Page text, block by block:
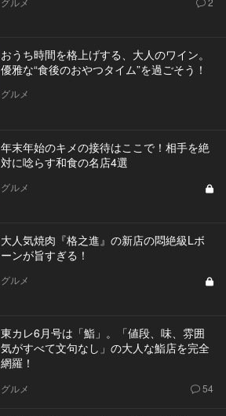
おうち時間を格上げする、大人のワイン。
優雅な“食後のおやつタイム”を過ごそう！
グルメ
年末年始のキメの接待はここで！相手を絶
対に唸らす和食の名店4選
グルメ
大人気焼肉『格之進』の新店の悶絶級Lボ
ーンが旨すぎる！
グルメ
東カレ6月号は「鮨」。「値段、味、雰囲
気がすべて文句なし」の大人な鮨店を完全
網羅！
グルメ 54